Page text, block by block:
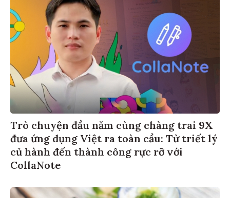
Trò chuyện đầu năm cùng chàng trai 9X
đưa ứng dụng Việt ra toàn cầu: Từ triết lý
củ hành đến thành công rực rỡ với
CollaNote